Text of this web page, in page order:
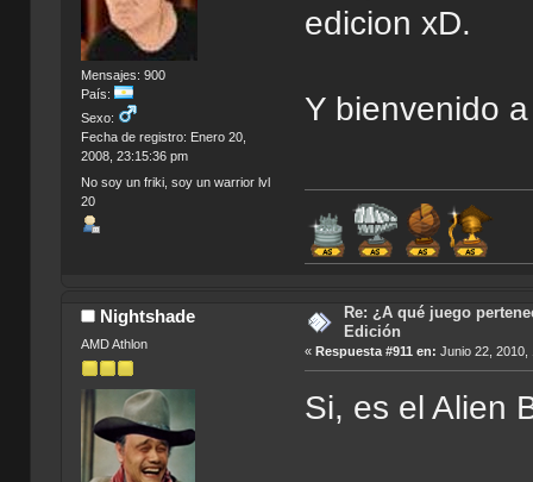
Mensajes: 900
País:
Sexo:
Fecha de registro: Enero 20,
2008, 23:15:36 pm
No soy un friki, soy un warrior lvl
20
edicion xD.
Y bienvenido
Nightshade
AMD Athlon
Re: ¿A qué juego
Edición
« Respuesta #911 en: Junio 22, 2010,
Si, es el Alien